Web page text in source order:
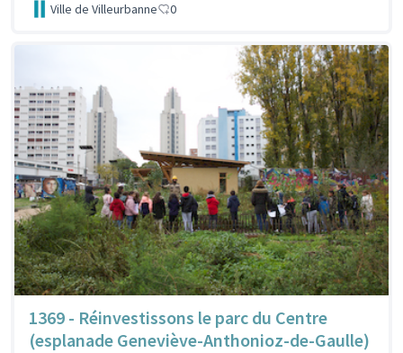
Ville de Villeurbanne 0
1369 - Réinvestissons le parc du Centre
(esplanade Geneviève-Anthonioz-de-Gaulle)